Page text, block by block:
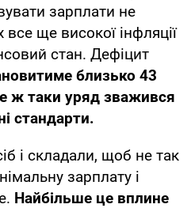
зарплати не
ще високої інфляції
стан. Дефіцит
близько 43
ж таки уряд зважився
стандарти.
і складали, щоб не так
зарплату і
Найбільше це вплине